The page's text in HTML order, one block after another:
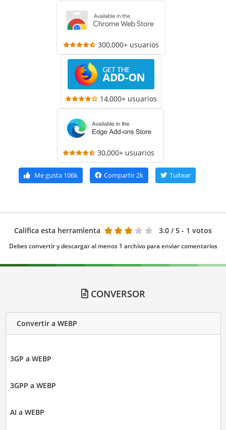
300,000+ usuarios
14,000+ usuarios
30,000+ usuarios
Me gusta106k Compartir2k Tuitear
Califica esta herramienta 3.0 / 5 - 1 votos
Debes convertir y descargar al menos 1 archivo para enviar comentarios
CONVERSOR
Convertir a WEBP
3GP a WEBP
3GPP a WEBP
AI a WEBP